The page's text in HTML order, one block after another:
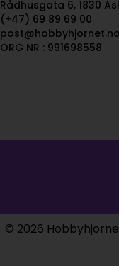
Rådhusgata 6, 1830
(+47) 69 89 69 00
post@hobbyhjornet.no
ORG NR : 991698558
© 2026